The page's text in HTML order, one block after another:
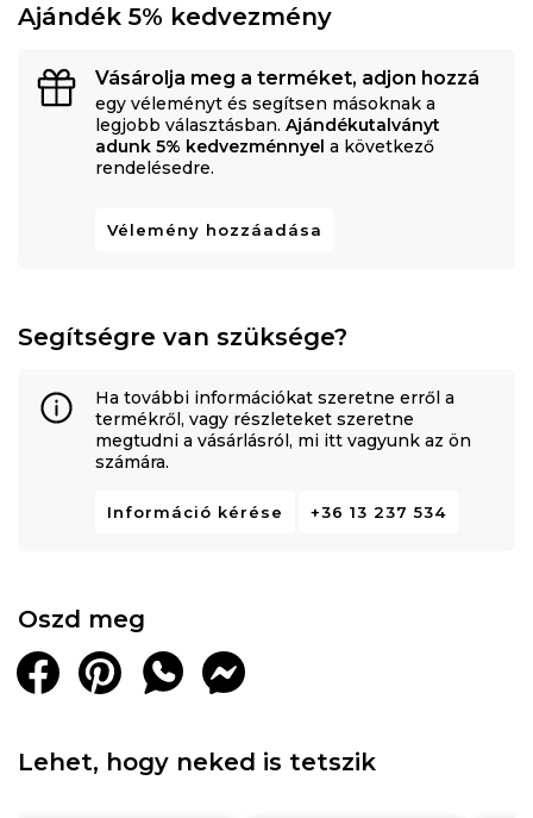
Ajándék 5% kedvezmény
Vásárolja meg a terméket, adjon hozzá
egy véleményt és segítsen másoknak a
legjobb választásban. Ajándékutalványt
adunk 5% kedvezménnyel a következő
rendelésedre.
Vélemény hozzáadása
Segítségre van szüksége?
Ha további információkat szeretne erről a
termékről, vagy részleteket szeretne
megtudni a vásárlásról, mi itt vagyunk az ön
számára.
Információ kérése +36 13 237 534
Oszd meg
Lehet, hogy neked is tetszik